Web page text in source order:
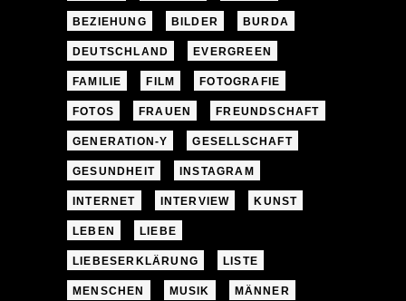
BEZIEHUNG BILDER BURDA
DEUTSCHLAND EVERGREEN
FAMILIE FILM FOTOGRAFIE
FOTOS FRAUEN FREUNDSCHAFT
GENERATION-Y GESELLSCHAFT
GESUNDHEIT INSTAGRAM
INTERNET INTERVIEW KUNST
LEBEN LIEBE
LIEBESERKLÄRUNG LISTE
MENSCHEN MUSIK MÄNNER